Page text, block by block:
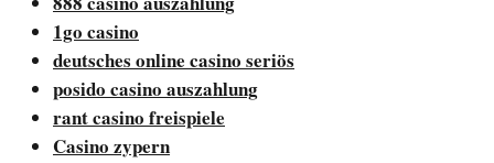
1go casino
deutsches online casino seriös
posido casino auszahlung
rant casino freispiele
Casino zypern